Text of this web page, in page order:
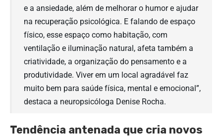
e a ansiedade, além de melhorar o humor e ajudar
na recuperação psicológica. E falando de espaço
físico, esse espaço como habitação, com
ventilação e iluminação natural, afeta também a
criatividade, a organização do pensamento e a
produtividade. Viver em um local agradável faz
muito bem para saúde física, mental e emocional”,
destaca a neuropsicóloga Denise Rocha.
Tendência antenada que cria novos